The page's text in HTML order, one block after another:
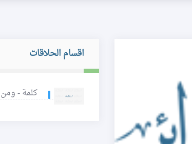
اقسام الحلاقات
كلمة - ومن